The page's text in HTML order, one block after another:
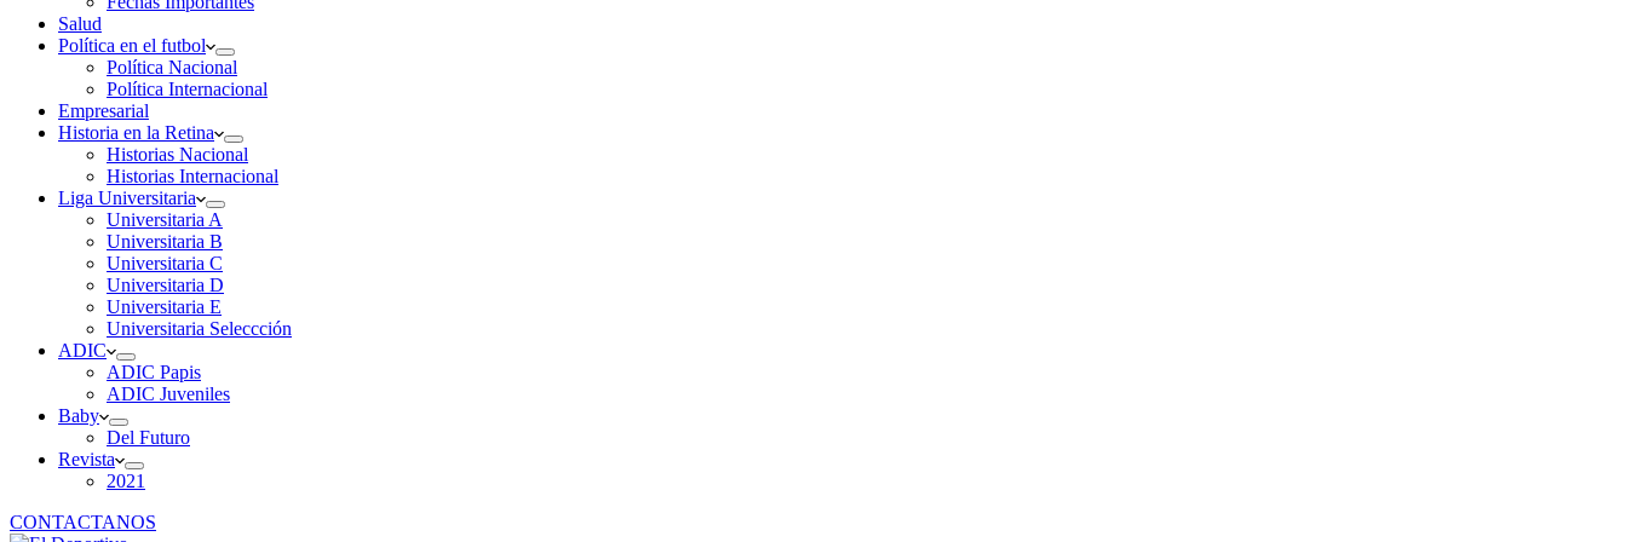
Salud
Política en el futbol
Política Nacional
Política Internacional
Empresarial
Historia en la Retina
Historias Nacional
Historias Internacional
Liga Universitaria
Universitaria A
Universitaria B
Universitaria C
Universitaria D
Universitaria E
Universitaria Seleccción
ADIC
ADIC Papis
ADIC Juveniles
Baby
Del Futuro
Revista
2021
CONTACTANOS